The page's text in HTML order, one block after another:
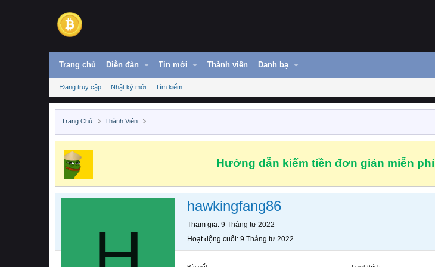
Trang chủ Diễn đàn Tin mới Thành viên Danh bạ
Đang truy cập Nhật ký mới Tìm kiếm
Trang Chủ Thành Viên
Hướng dẫn kiếm tiền đơn giản miễn phí
hawkingfang86
Tham gia 9 Tháng tư 2022
Hoạt động cuối 9 Tháng tư 2022